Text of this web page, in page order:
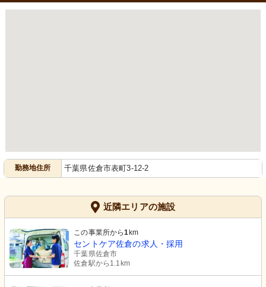
勤務地住所 千葉県佐倉市表町3-12-2
近隣エリアの施設
この事業所から1km
セントケア佐倉の求人・採用
千葉県佐倉市
佐倉駅から1.1km